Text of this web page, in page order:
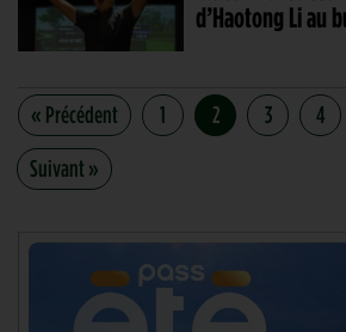
d’Haotong Li au
« Précédent 1 2 3 4
Suivant »